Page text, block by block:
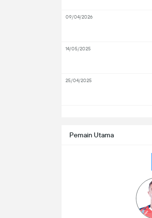
Pemain Utama
09/04/2026
14/05/2025
25/04/2025